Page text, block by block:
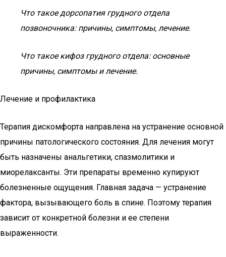
Что такое дорсопатия грудного отдела
позвоночника: причины, симптомы, лечение.
Что такое кифоз грудного отдела: основные
причины, симптомы и лечение.
Лечение и профилактика
Терапия дискомфорта направлена на устранение основной
причины патологического состояния. Для лечения могут
быть назначены анальгетики, спазмолитики и
миорелаксанты. Эти препараты временно купируют
болезненные ощущения. Главная задача — устранение
фактора, вызывающего боль в спине. Поэтому терапия
зависит от конкретной болезни и ее степени
выраженности.